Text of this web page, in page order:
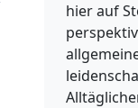
hier auf